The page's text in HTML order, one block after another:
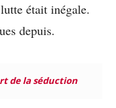
était inégale.
depuis.
de la séduction